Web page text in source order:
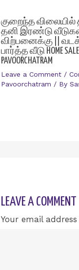
குறைந்த விலையில்
தனி இரண்டு
விற்பனைக்கு ||
பார்த்த வீடு HOME
PAVOORCHATRAM
Leave a Comment /
Pavoorchatram / By
LEAVE A COMMENT
Your email